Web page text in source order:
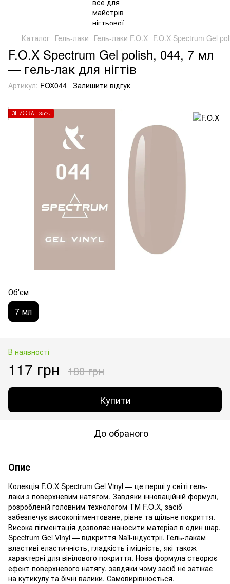
Каталог Гель-лаки Гель-лаки F.O.X F.O.X Spectrum Gel
F.O.X Spectrum Gel polish, 044, 7 мл
— гель-лак для нігтів
Артикул: FOX044 Залишити відгук
ЗНИЖКА −35%
Об'єм
7 мл
В наявності
117 грн 180 грн
Купити
До обраного
Опис
Колекція F.O.X Spectrum Gel Vinyl — це перші у світі гель-
лаки з поверхневим натягом. Завдяки інноваційній формулі,
розробленій головним технологом ТМ F.O.X, засіб
забезпечує високопігментоване, рівне та щільне покриття.
Висока пігментація дозволяє наносити матеріал в один шар.
Spectrum Gel Vinyl — відкриття Nail-індустрії. Гель-лакам
властиві еластичність, гладкість і міцність, які також
характерні для вінілового покриття. Нова формула створює
ефект поверхневого натягу, завдяки чому засіб не затікає
на кутикулу та бічні валики. Самовирівнюється.